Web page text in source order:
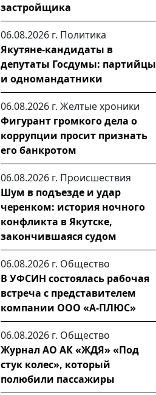
застройщика
06.08.2026 г. Политика
Якутяне-кандидаты в
депутаты Госдумы: партийцы
и одномандатники
06.08.2026 г. Желтые хроники
Фигурант громкого дела о
коррупции просит признать
его банкротом
06.08.2026 г. Происшествия
Шум в подъезде и удар
черенком: история ночного
конфликта в Якутске,
закончившаяся судом
06.08.2026 г. Общество
В УФСИН состоялась рабочая
встреча с представителем
компании ООО «А-ПЛЮС»
06.08.2026 г. Общество
Журнал АО АК «ЖДЯ» «Под
стук колес», который
полюбили пассажиры